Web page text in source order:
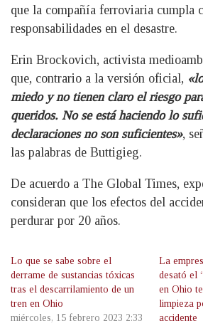
que la compañía ferroviaria cumpla
responsabilidades en el desastre.
Erin Brockovich, activista
que, contrario a la versión oficial,
miedo y no tienen claro el riesgo
queridos. No se está haciendo lo
declaraciones no son suficientes»,
las palabras de Buttigieg.
De acuerdo a The Global Times,
consideran que los efectos del
perdurar por 20 años.
Lo que se sabe sobre el
derrame de sustancias tóxicas
tras el descarrilamiento de un
tren en Ohio
miércoles, 15 febrero 2023 2:33
La
desató el
en Ohio
limpieza
accidente